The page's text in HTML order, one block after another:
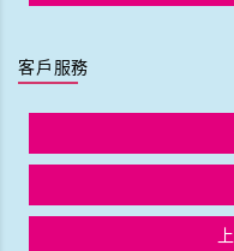
客戶服務